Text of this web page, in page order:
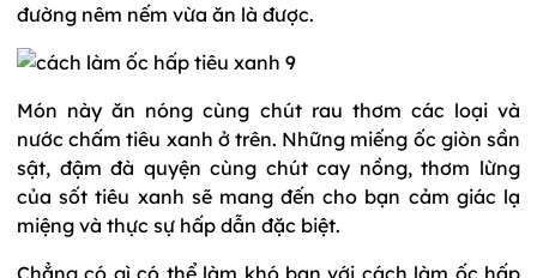
đường nêm nếm vừa ăn là được.
Món này ăn nóng cùng chút rau thơm các loại và
nước chấm tiêu xanh ở trên. Những miếng ốc giòn sần
sật, đậm đà quyện cùng chút cay nồng, thơm lừng
của sốt tiêu xanh sẽ mang đến cho bạn cảm giác lạ
miệng và thực sự hấp dẫn đặc biệt.
Chẳng có gì có thể làm khó bạn với cách làm ốc hấp